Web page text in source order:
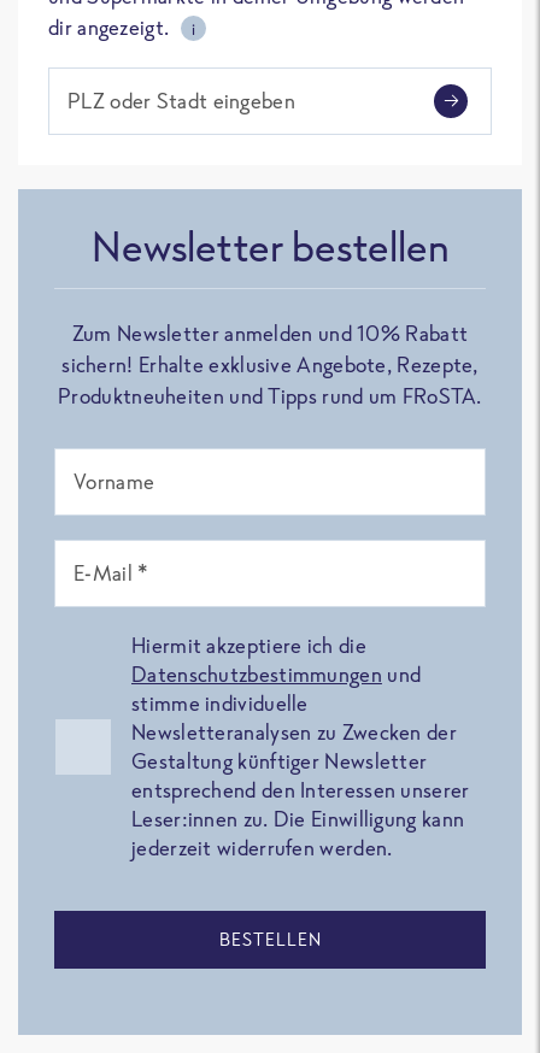
dir angezeigt.
i
PLZ oder Stadt eingeben
Newsletter bestellen
Zum Newsletter anmelden und 10% Rabatt
sichern! Erhalte exklusive Angebote, Rezepte,
Produktneuheiten und Tipps rund um FRoSTA.
Vorname
E-Mail *
Hiermit akzeptiere ich die
Datenschutzbestimmungen und
stimme individuelle
Newsletteranalysen zu Zwecken der
Gestaltung künftiger Newsletter
entsprechend den Interessen unserer
Leser:innen zu. Die Einwilligung kann
jederzeit widerrufen werden.
BESTELLEN